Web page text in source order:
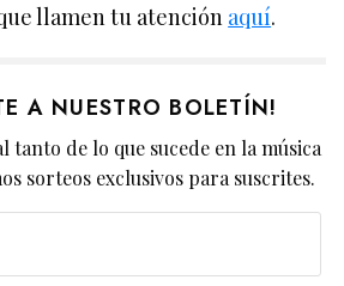
llamen tu atención aquí.
A NUESTRO BOLETÍN!
tanto de lo que sucede en la música
sorteos exclusivos para suscrites.